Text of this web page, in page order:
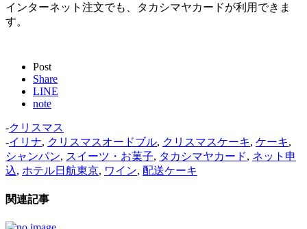
インターネット注文でも、タカシマヤカードが利用できま
す。
Post
Share
LINE
note
-クリスマス
-イリナ, クリスマスオードブル, クリスマスケーキ, ケーキ,
シャンパン, スイーツ・お菓子, タカシマヤカード, ネット申
込, ホテル日航東京, ワイン, 配送ケーキ
関連記事